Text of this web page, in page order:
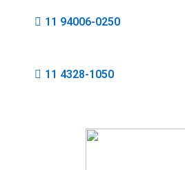
11 94006-0250
11 4328-1050